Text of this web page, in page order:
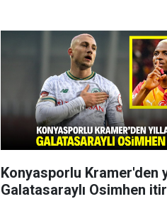
Konyasporlu Kramer'den
Galatasaraylı Osimhen